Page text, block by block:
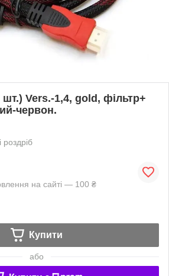
Vers.-1,4, gold, фільтр+
червон.
роздріб
на сайті — 100 ₴
Купити
або